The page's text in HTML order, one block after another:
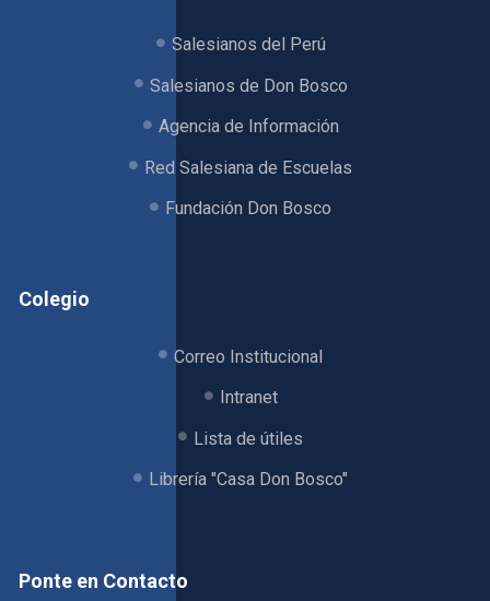
Salesianos del Perú
Salesianos de Don Bosco
Agencia de Información
Red Salesiana de Escuelas
Fundación Don Bosco
Colegio
Correo Institucional
Intranet
Lista de útiles
Librería "Casa Don Bosco"
Ponte en Contacto